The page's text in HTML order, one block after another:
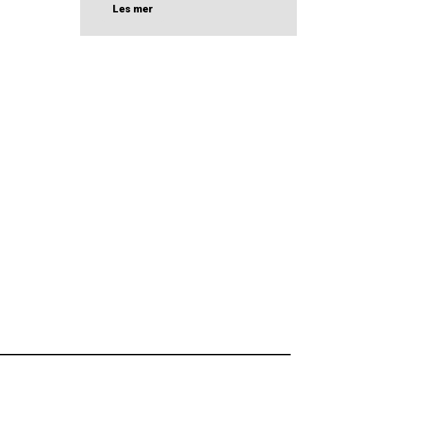
sortiment med 55.000 artikler som
Les mer